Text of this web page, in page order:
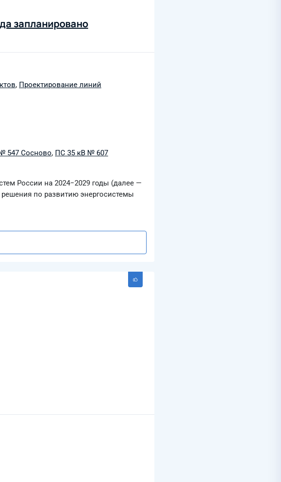
запланировано
, Проектирование линий
547 Сосново, ПС 35 кВ № 607
России на 2024−2029 годы (далее —
по развитию энергосистемы